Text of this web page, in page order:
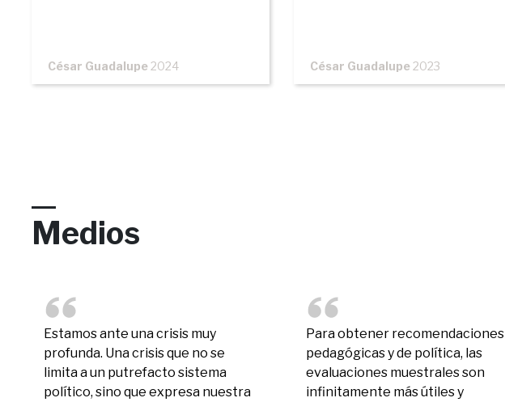
César Guadalupe2024 César Guadalupe2023
Medios
Estamos ante una crisis muy
profunda. Una crisis que no se
limita a un putrefacto sistema
político, sino que expresa nuestra
Para obtener recomendaciones
pedagógicas y de política, las
evaluaciones muestrales son
infinitamente más útiles y